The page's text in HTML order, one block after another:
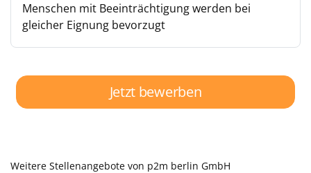
Menschen mit Beeinträchtigung werden bei
gleicher Eignung bevorzugt
Jetzt bewerben
Weitere Stellenangebote von p2m berlin GmbH